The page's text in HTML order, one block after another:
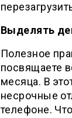
Выделять
Полезное
посвящаете
месяца. В
несрочные
телефоне.